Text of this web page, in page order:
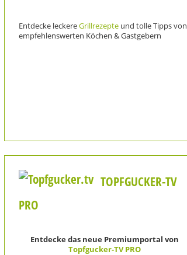
Entdecke leckereGrillrezepte und tolle Tipps von
empfehlenswerten Köchen & Gastgebern
TOPFGUCKER-TV
PRO
Entdecke das neue Premiumportal von
Topfgucker-TV PRO